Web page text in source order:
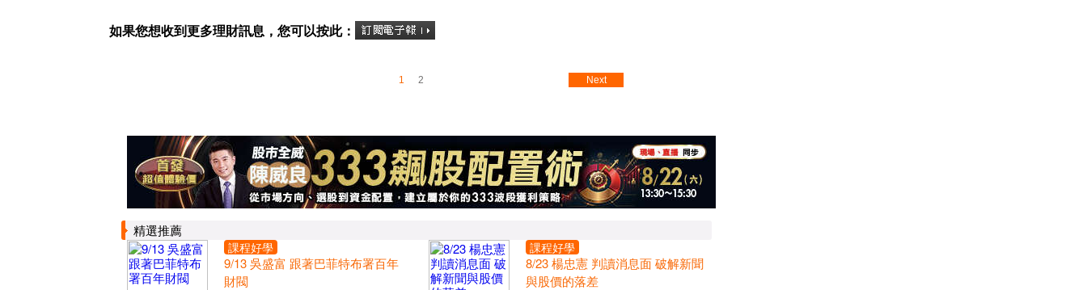
如果您想收到更多理財訊息，您可以按此：
1 2 Next
精選推薦
課程好學
9/13 吳盛富 跟著巴菲特布署百年
財閥
課程好學
8/23 楊忠憲 判讀消息面 破解新聞
與股價的落差